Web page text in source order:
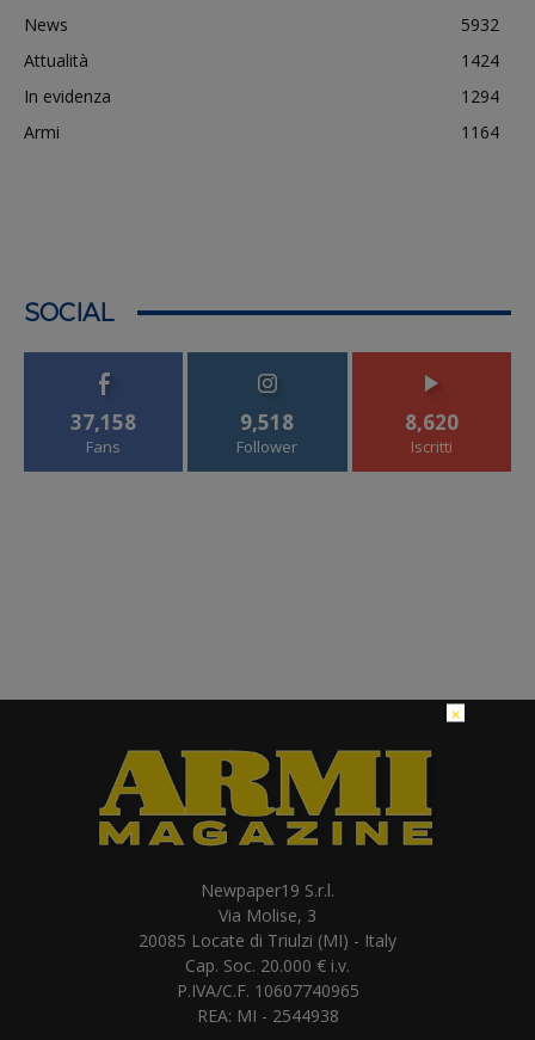
News
5932
Attualità
1424
In evidenza
1294
Armi
1164
SOCIAL
37,158
Fans
9,518
Follower
8,620
Iscritti
Newpaper19 S.r.l.
Via Molise, 3
20085 Locate di Triulzi (MI) - Italy
Cap. Soc. 20.000 € i.v.
P.IVA/C.F. 10607740965
REA: MI - 2544938
×